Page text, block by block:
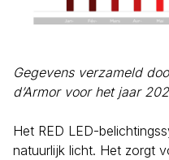
Gegevens verzameld
d’Armor voor het jaar
Het RED LED-
natuurlijk licht. Het zorgt